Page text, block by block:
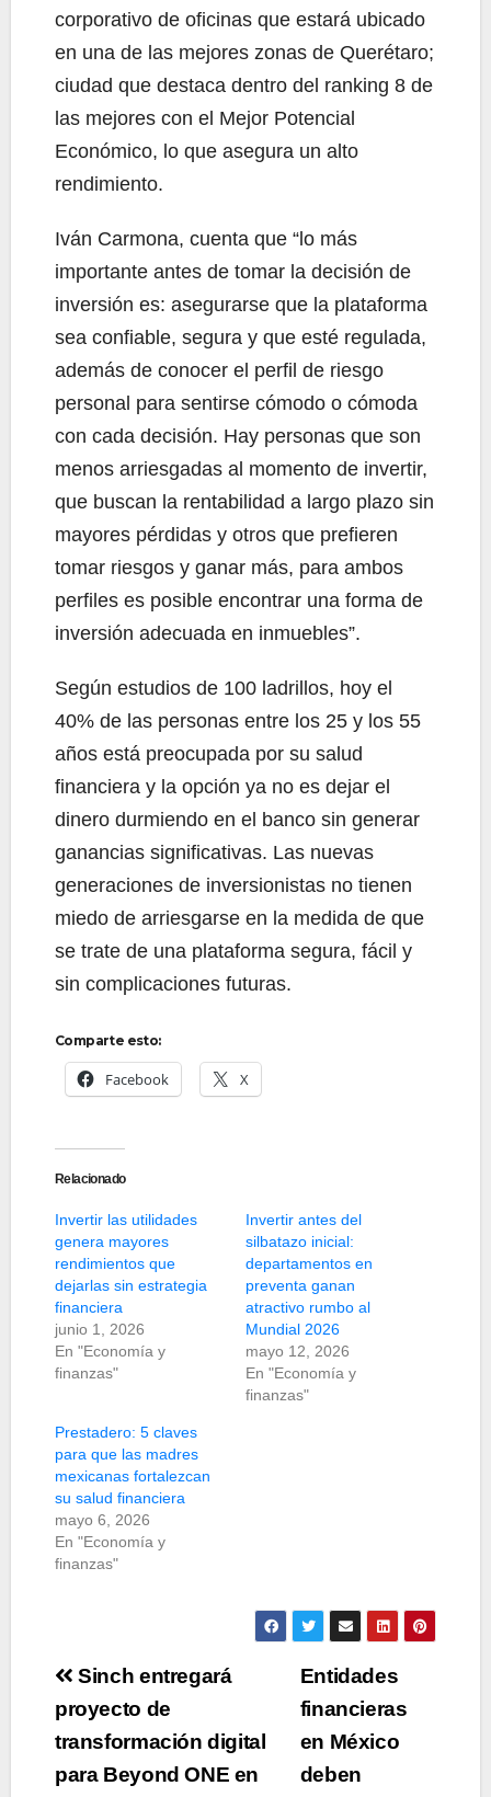
corporativo de oficinas que estará ubicado
en una de las mejores zonas de Querétaro;
ciudad que destaca dentro del ranking 8 de
las mejores con el Mejor Potencial
Económico, lo que asegura un alto
rendimiento.
Iván Carmona, cuenta que “lo más
importante antes de tomar la decisión de
inversión es: asegurarse que la plataforma
sea confiable, segura y que esté regulada,
además de conocer el perfil de riesgo
personal para sentirse cómodo o cómoda
con cada decisión. Hay personas que son
menos arriesgadas al momento de invertir,
que buscan la rentabilidad a largo plazo sin
mayores pérdidas y otros que prefieren
tomar riesgos y ganar más, para ambos
perfiles es posible encontrar una forma de
inversión adecuada en inmuebles”.
Según estudios de 100 ladrillos, hoy el
40% de las personas entre los 25 y los 55
años está preocupada por su salud
financiera y la opción ya no es dejar el
dinero durmiendo en el banco sin generar
ganancias significativas. Las nuevas
generaciones de inversionistas no tienen
miedo de arriesgarse en la medida de que
se trate de una plataforma segura, fácil y
sin complicaciones futuras.
Comparte esto:
Facebook X
Relacionado
Invertir las utilidades
genera mayores
rendimientos que
dejarlas sin estrategia
financiera
junio 1, 2026
En "Economía y
finanzas"
Invertir antes del
silbatazo inicial:
departamentos en
preventa ganan
atractivo rumbo al
Mundial 2026
mayo 12, 2026
En "Economía y
finanzas"
Prestadero: 5 claves
para que las madres
mexicanas fortalezcan
su salud financiera
mayo 6, 2026
En "Economía y
finanzas"
Navegación
de
entradas
Entidades
financieras
en México
deben
Sinch entregará
proyecto de
transformación digital
para Beyond ONE en